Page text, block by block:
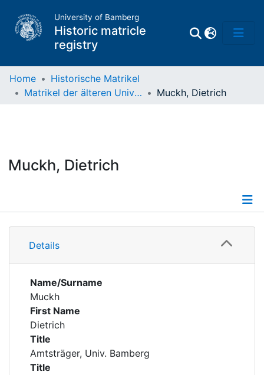
University of Bamberg
Historic matricle
registry
Professors
Home
Historische Matrikel
Matrikel der älteren Universität
Muckh, Dietrich
Muckh, Dietrich
Details
Details
Name/Surname
Muckh
First Name
Dietrich
Title
Amtsträger, Univ. Bamberg
Title